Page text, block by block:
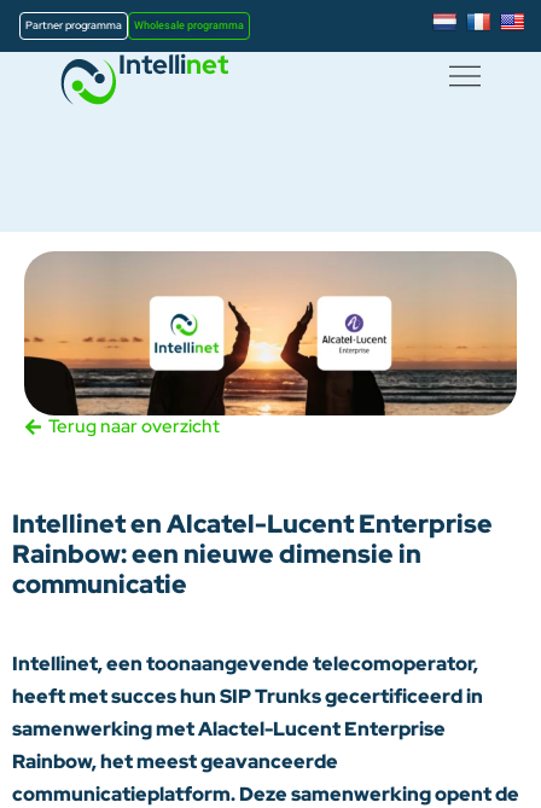
Partner programma Wholesale programma
Intellinet
Terug naar overzicht
Intellinet en Alcatel-Lucent Enterprise
Rainbow: een nieuwe dimensie in
communicatie
Intellinet, een toonaangevende telecomoperator,
heeft met succes hun SIP Trunks gecertificeerd in
samenwerking met Alactel-Lucent Enterprise
Rainbow, het meest geavanceerde
communicatieplatform. Deze samenwerking opent de